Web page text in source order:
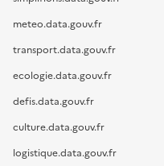
meteo.data.gouv.fr
transport.data.gouv.fr
ecologie.data.gouv.fr
defis.data.gouv.fr
culture.data.gouv.fr
logistique.data.gouv.fr